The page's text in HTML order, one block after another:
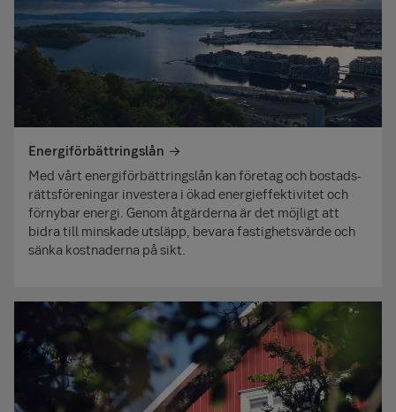
Energiförbättringslån
Med vårt energi­förbättringslån kan företag och bostads­
rätts­föreningar investera i ökad energi­effektivitet och
förnybar energi. Genom åtgärderna är det möjligt att
bidra till minskade utsläpp, bevara fastighets­värde och
sänka kostnaderna på sikt.